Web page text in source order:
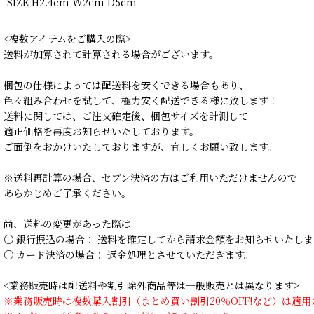
<複数アイテムをご購入の際>
送料が加算されて計算される場合がございます。
梱包の仕様によっては配送料を安くできる場合もあり、
色々組み合わせを試して、極力安く配送できる様に致します！
送料に関しては、ご注文確定後、梱包サイズを計測して
適正価格を再度お知らせいたしております。
ご面倒をおかけいたしておりますが、宜しくお願い致します。
※送料再計算の場合、セブン決済の方はご利用いただけませんので
あらかじめご了承ください。
尚、送料の変更があった際は
○ 銀行振込の場合： 送料を確定してから請求金額をお知らせいたしま
○ カード決済の場合： 返金処理とさせていただきます。
<業務販売時は配送料や割引除外商品等は一般販売とは異なります>
※業務販売時は複数購入割引（まとめ買い割引20％OFF!など）は適用